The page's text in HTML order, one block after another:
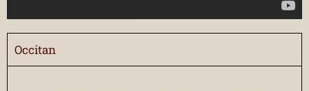
Occitan